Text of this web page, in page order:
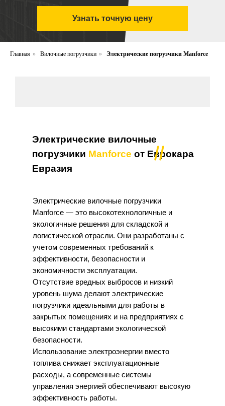
Узнать точную цену
Главная » Вилочные погрузчики » Электрические погрузчики Manforce
Электрические вилочные
погрузчики Manforce от Еврокара
Евразия
Электрические вилочные погрузчики
Manforce — это высокотехнологичные и
экологичные решения для складской и
логистической отрасли. Они разработаны с
учетом современных требований к
эффективности, безопасности и
экономичности эксплуатации.
Отсутствие вредных выбросов и низкий
уровень шума делают электрические
погрузчики идеальными для работы в
закрытых помещениях и на предприятиях с
высокими стандартами экологической
безопасности.
Использование электроэнергии вместо
топлива снижает эксплуатационные
расходы, а современные системы
управления энергией обеспечивают высокую
эффективность работы.